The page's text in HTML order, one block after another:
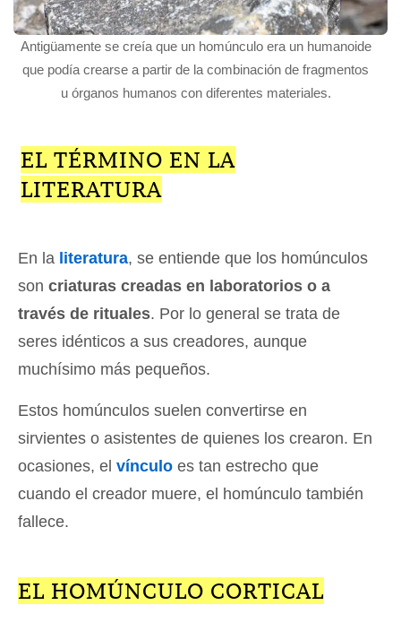
Antigüamente se creía que un homúnculo era un humanoide
que podía crearse a partir de la combinación de fragmentos
u órganos humanos con diferentes materiales.
EL TÉRMINO EN LA
LITERATURA
En la literatura, se entiende que los homúnculos
son criaturas creadas en laboratorios o a
través de rituales. Por lo general se trata de
seres idénticos a sus creadores, aunque
muchísimo más pequeños.
Estos homúnculos suelen convertirse en
sirvientes o asistentes de quienes los crearon. En
ocasiones, el vínculo es tan estrecho que
cuando el creador muere, el homúnculo también
fallece.
EL HOMÚNCULO CORTICAL